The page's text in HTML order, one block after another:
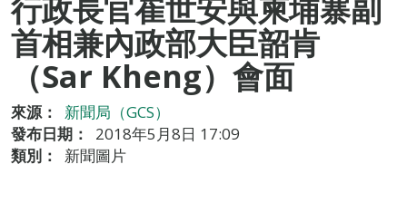
行政長官崔世安與柬埔寨副
首相兼內政部大臣韶肯
（Sar Kheng）會面
來源：
新聞局（GCS）
發布日期：
2018年5月8日 17:09
類別：
新聞圖片